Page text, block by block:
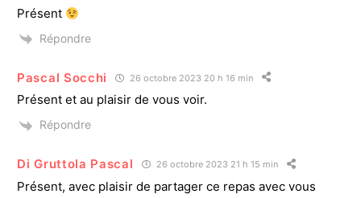
Présent
Répondre
Pascal Socchi 26 octobre 2023 20 h 16 min
Présent et au plaisir de vous voir.
Répondre
Di Gruttola Pascal 26 octobre 2023 21 h 15 min
Présent, avec plaisir de partager ce repas avec vous